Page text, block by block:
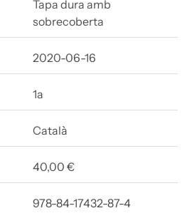
Tapa dura amb
sobrecoberta
2020-06-16
1a
Català
40,00 €
978-84-17432-87-4